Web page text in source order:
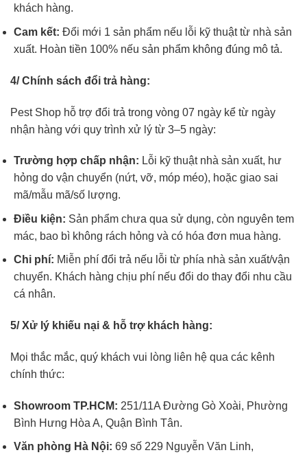
khách hàng.
Cam kết: Đổi mới 1 sản phẩm nếu lỗi kỹ thuật từ nhà sản
xuất. Hoàn tiền 100% nếu sản phẩm không đúng mô tả.
4/ Chính sách đổi trả hàng:
Pest Shop hỗ trợ đổi trả trong vòng 07 ngày kể từ ngày
nhận hàng với quy trình xử lý từ 3–5 ngày:
Trường hợp chấp nhận: Lỗi kỹ thuật nhà sản xuất, hư
hỏng do vận chuyển (nứt, vỡ, móp méo), hoặc giao sai
mã/mẫu mã/số lượng.
Điều kiện: Sản phẩm chưa qua sử dụng, còn nguyên tem
mác, bao bì không rách hỏng và có hóa đơn mua hàng.
Chi phí: Miễn phí đổi trả nếu lỗi từ phía nhà sản xuất/vận
chuyển. Khách hàng chịu phí nếu đổi do thay đổi nhu cầu
cá nhân.
5/ Xử lý khiếu nại & hỗ trợ khách hàng:
Mọi thắc mắc, quý khách vui lòng liên hệ qua các kênh
chính thức:
Showroom TP.HCM: 251/11A Đường Gò Xoài, Phường
Bình Hưng Hòa A, Quận Bình Tân.
Văn phòng Hà Nội: 69 số 229 Nguyễn Văn Linh,